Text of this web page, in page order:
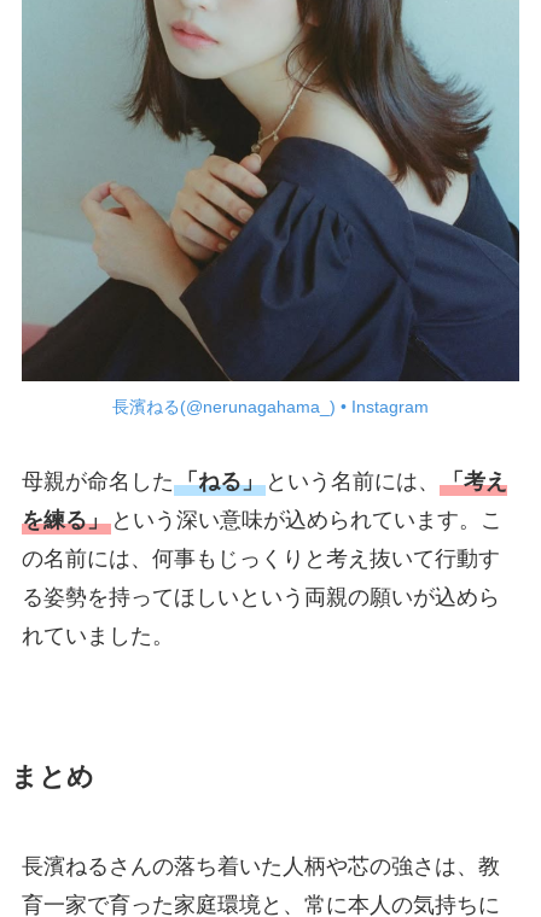
長濱ねる(@nerunagahama_) • Instagram
母親が命名した「ねる」という名前には、 「考え
を練る」という深い意味が込められています。こ
の名前には、何事もじっくりと考え抜いて行動す
る姿勢を持ってほしいという両親の願いが込めら
れていました。
まとめ
長濱ねるさんの落ち着いた人柄や芯の強さは、教
育一家で育った家庭環境と、常に本人の気持ちに